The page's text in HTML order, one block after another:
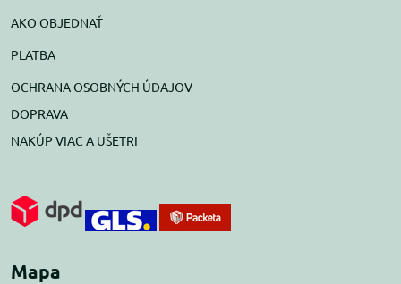
AKO OBJEDNAŤ
PLATBA
OCHRANA OSOBNÝCH ÚDAJOV
DOPRAVA
NAKÚP VIAC A UŠETRI
Mapa